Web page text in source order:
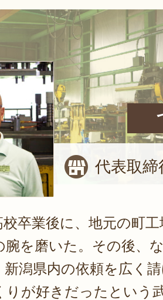
代表取締
卒業後に、地元の町
腕を磨いた。その後、
新潟県内の依頼を広く
りが好きだったという